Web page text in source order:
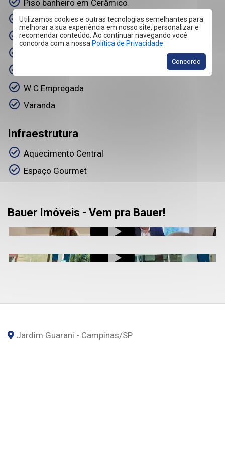
Utilizamos cookies e outras tecnologias semelhantes para
melhorar a sua experiência em nosso site, personalizar e
recomendar conteúdo. Ao continuar navegando você
concorda com a nossa Política de Privacidade
Concordo
Piso banheiro em Cerâmico
Quintal
Sala de Jantar
W C Empregada
Varanda
Infraestrutura
Aquecimento Central
Espaço Gourmet
Bauer Imóveis - Vem pra Bauer!
Jardim Guarani - Campinas/SP